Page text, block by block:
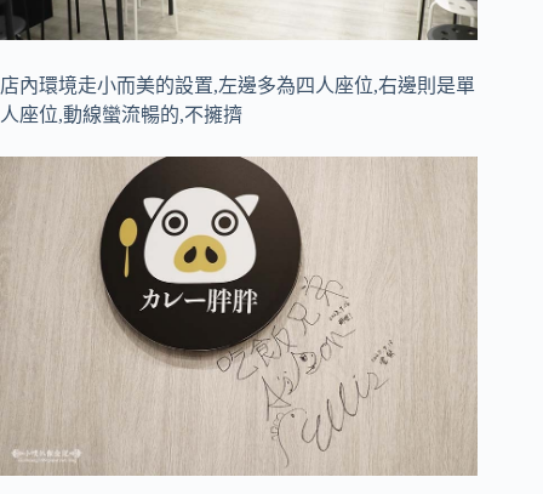
店內環境走小而美的設置,左邊多為四人座位,右邊則是單
人座位,動線蠻流暢的,不擁擠